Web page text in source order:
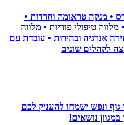
טראומה וחרדות •
טיפולי פוריות • מלווה
ובהירות • עובדת עם
ישמחו להעניק לכם
נושאים!